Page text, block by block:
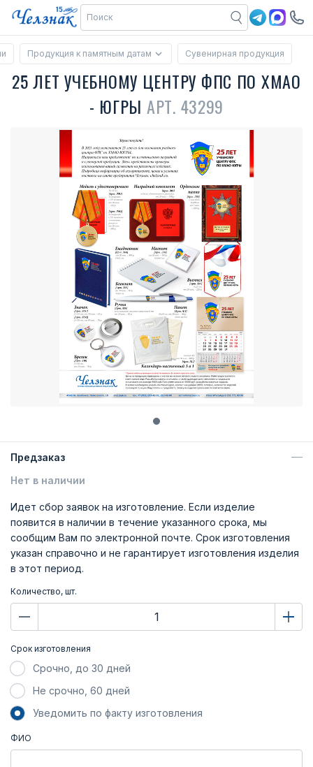
Продукция к памятным датам Сувенирная продукция
25 ЛЕТ УЧЕБНОМУ ЦЕНТРУ ФПС ПО ХМАО
- ЮГРЫ АРТ. 43299
Предзаказ
Нет в наличии
Идет сбор заявок на изготовление. Если изделие
появится в наличии в течение указанного срока, мы
сообщим Вам по электронной почте. Срок изготовления
указан справочно и не гарантирует изготовления изделия
в этот период.
Количество, шт.
Срок изготовления
Срочно, до 30 дней
Не срочно, 60 дней
Уведомить по факту изготовления
ФИО